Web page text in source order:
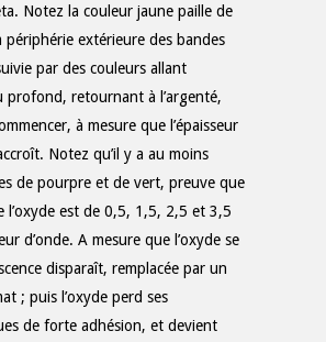
Notez la couleur jaune paille de
périphérie extérieure des bandes
par des couleurs allant
profond, retournant à l’argenté,
à mesure que l’épaisseur
Notez qu’il y a au moins
de pourpre et de vert, preuve que
l’oxyde est de 0,5, 1,5, 2,5 et 3,5
d’onde. A mesure que l’oxyde se
disparaît, remplacée par un
; puis l’oxyde perd ses
de forte adhésion, et devient